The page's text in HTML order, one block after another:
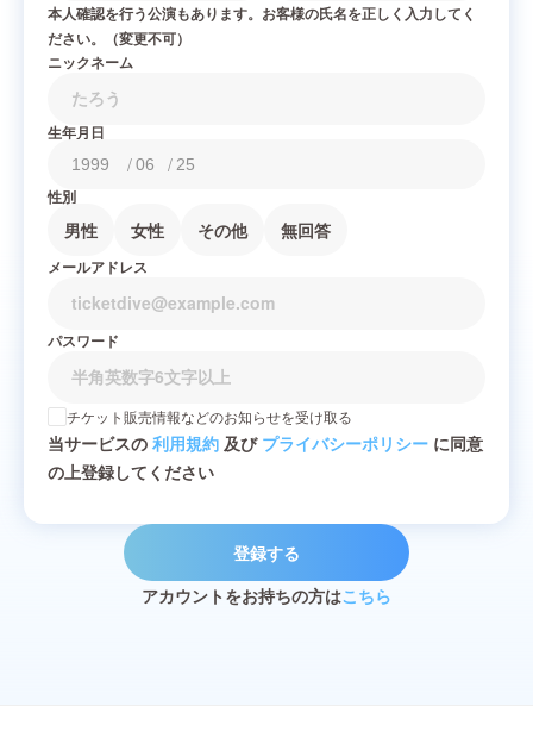
本人確認を行う公演もあります。お客様の氏名を正しく入力してく
ださい。（変更不可）
ニックネーム
生年月日
/ /
性別
男性 女性 その他 無回答
メールアドレス
パスワード
チケット販売情報などのお知らせを受け取る
当サービスの 利用規約 及び プライバシーポリシー に同意
の上登録してください
登録する
アカウントをお持ちの方はこちら